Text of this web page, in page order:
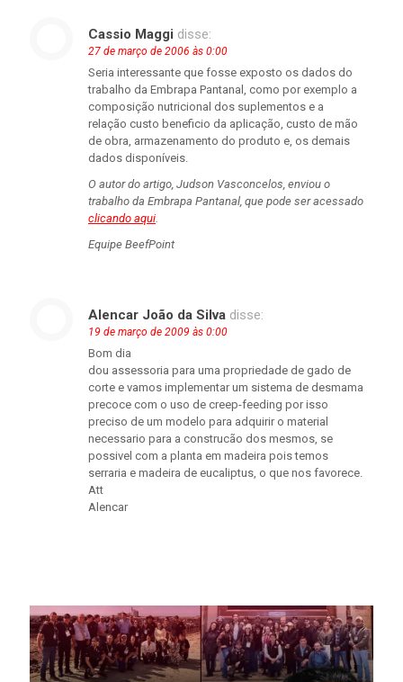
Cassio Maggi disse:
27 de março de 2006 às 0:00
Seria interessante que fosse exposto os dados do
trabalho da Embrapa Pantanal, como por exemplo a
composição nutricional dos suplementos e a
relação custo beneficio da aplicação, custo de mão
de obra, armazenamento do produto e, os demais
dados disponíveis.
O autor do artigo, Judson Vasconcelos, enviou o
trabalho da Embrapa Pantanal, que pode ser acessado
clicando aqui.
Equipe BeefPoint
Alencar João da Silva disse:
19 de março de 2009 às 0:00
Bom dia
dou assessoria para uma propriedade de gado de
corte e vamos implementar um sistema de desmama
precoce com o uso de creep-feeding por isso
preciso de um modelo para adquirir o material
necessario para a construcão dos mesmos, se
possivel com a planta em madeira pois temos
serraria e madeira de eucaliptus, o que nos favorece.
Att
Alencar